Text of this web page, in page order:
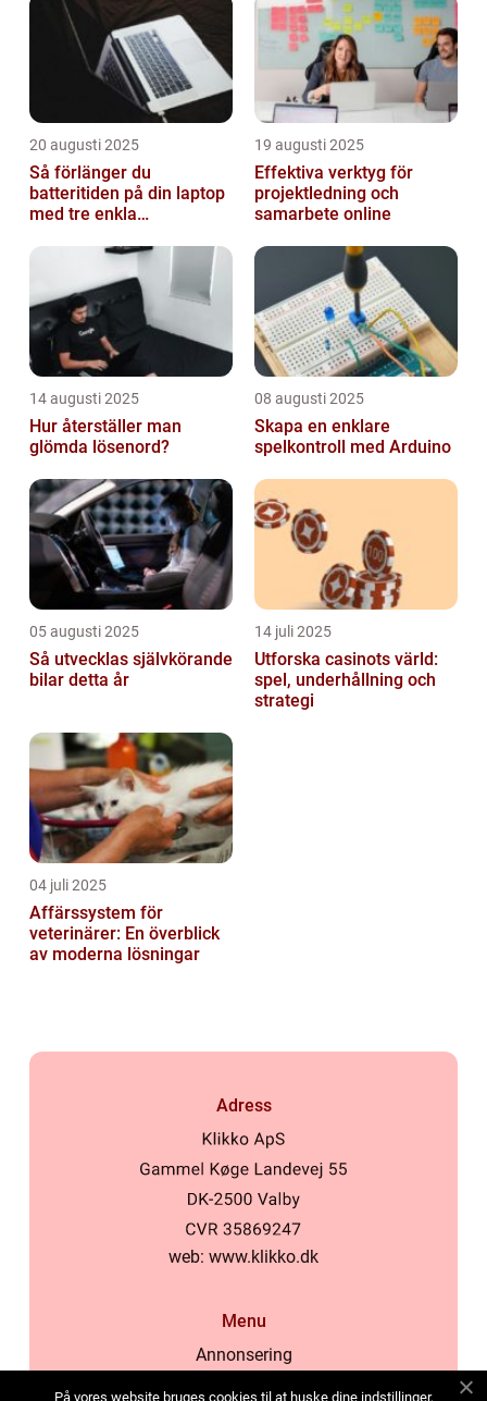
20 augusti 2025
Så förlänger du
batteritiden på din laptop
med tre enkla
19 augusti 2025
Effektiva verktyg för
projektledning och
samarbete online
14 augusti 2025
Hur återställer man
glömda lösenord?
08 augusti 2025
Skapa en enklare
spelkontroll med Arduino
05 augusti 2025
Så utvecklas självkörande
bilar detta år
14 juli 2025
Utforska casinots värld:
spel, underhållning och
strategi
04 juli 2025
Affärssystem för
veterinärer: En överblick
av moderna lösningar
Adress
web: www.klikko.dk
Menu
Annonsering
På vores website bruges cookies til at huske dine indstillinger,